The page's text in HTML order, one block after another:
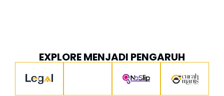
EXPLORE MENJADI PENGARUH